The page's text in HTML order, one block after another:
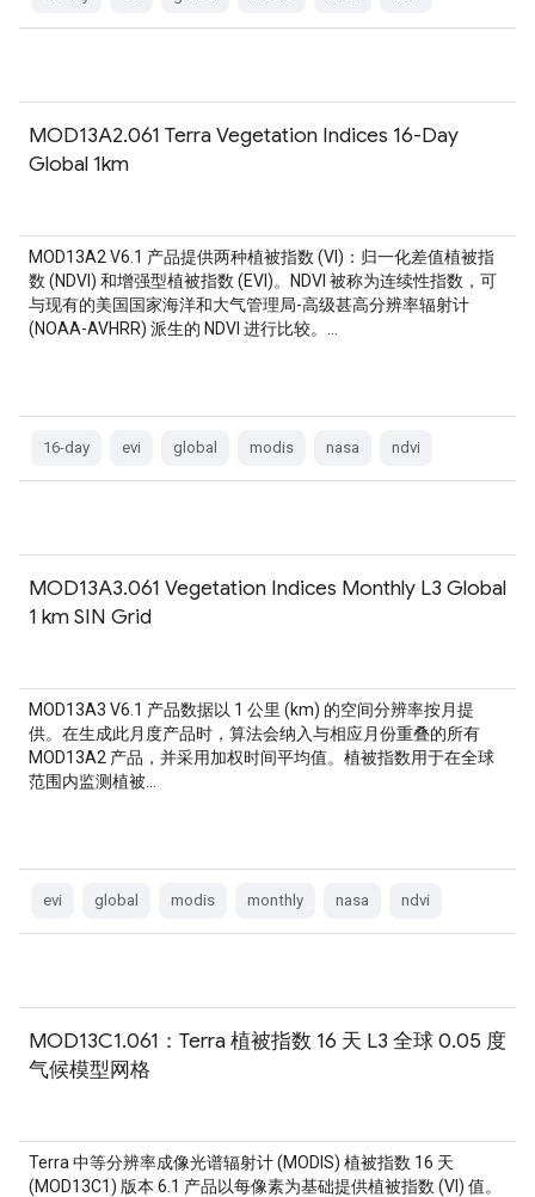
MOD13A2.061 Terra Vegetation Indices 16-Day
Global 1km
MOD13A2 V6.1 产品提供两种植被指数 (VI)：归一化差值植被指
数 (NDVI) 和增强型植被指数 (EVI)。NDVI 被称为连续性指数，可
与现有的美国国家海洋和大气管理局-高级甚高分辨率辐射计
(NOAA-AVHRR) 派生的 NDVI 进行比较。…
16-day evi global modis nasa ndvi
MOD13A3.061 Vegetation Indices Monthly L3 Global
1 km SIN Grid
MOD13A3 V6.1 产品数据以 1 公里 (km) 的空间分辨率按月提
供。在生成此月度产品时，算法会纳入与相应月份重叠的所有
MOD13A2 产品，并采用加权时间平均值。植被指数用于在全球
范围内监测植被…
evi global modis monthly nasa ndvi
MOD13C1.061：Terra 植被指数 16 天 L3 全球 0.05 度
气候模型网格
Terra 中等分辨率成像光谱辐射计 (MODIS) 植被指数 16 天
(MOD13C1) 版本 6.1 产品以每像素为基础提供植被指数 (VI) 值。